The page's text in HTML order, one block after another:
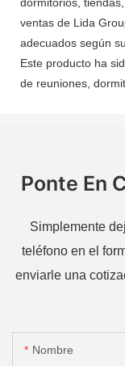
ventas de Lida
adecuados según
Este producto ha
de reuniones,
Ponte En
Simplemente
teléfono en el
enviarle una
Nombre